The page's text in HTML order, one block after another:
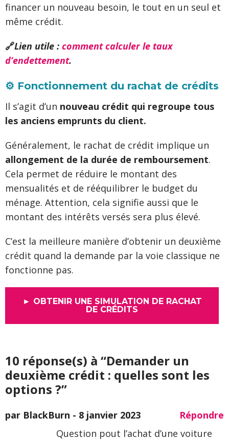
financer un nouveau besoin, le tout en un seul et
même crédit.
🔗Lien utile : comment calculer le taux
d’endettement.
⚙️ Fonctionnement du rachat de crédits
Il s’agit d’un nouveau crédit qui regroupe tous
les anciens emprunts du client.
Généralement, le rachat de crédit implique un
allongement de la durée de remboursement.
Cela permet de réduire le montant des
mensualités et de rééquilibrer le budget du
ménage. Attention, cela signifie aussi que le
montant des intérêts versés sera plus élevé.
C’est la meilleure manière d’obtenir un deuxième
crédit quand la demande par la voie classique ne
fonctionne pas.
► OBTENIR UNE SIMULATION DE RACHAT
DE CRÉDITS
10 réponse(s) à “Demander un
deuxième crédit : quelles sont les
options ?”
par BlackBurn - 8 janvier 2023
Répondre
Question pout l’achat d’une voiture